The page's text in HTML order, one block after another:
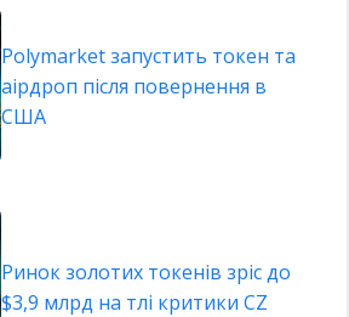
Polymarket запустить токен та
аірдроп після повернення в
США
Ринок золотих токенів зріс до
$3,9 млрд на тлі критики CZ